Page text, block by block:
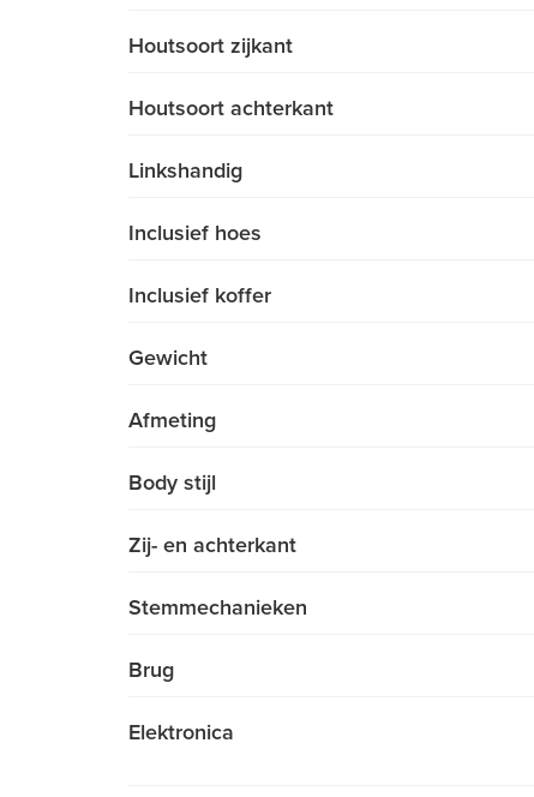
Houtsoort zijkant
Houtsoort achterkant
Linkshandig
Inclusief hoes
Inclusief koffer
Gewicht
Afmeting
Body stijl
Zij- en achterkant
Stemmechanieken
Brug
Elektronica